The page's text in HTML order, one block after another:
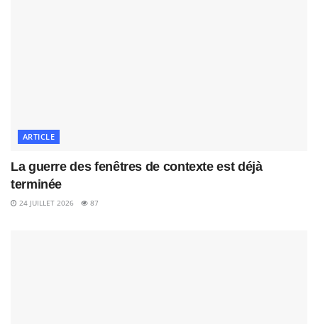
ARTICLE
La guerre des fenêtres de contexte est déjà
terminée
24 JUILLET 2026 87